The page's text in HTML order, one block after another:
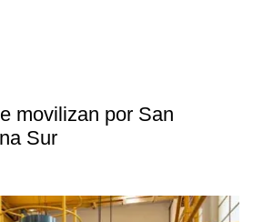
movilizan por San
Sur